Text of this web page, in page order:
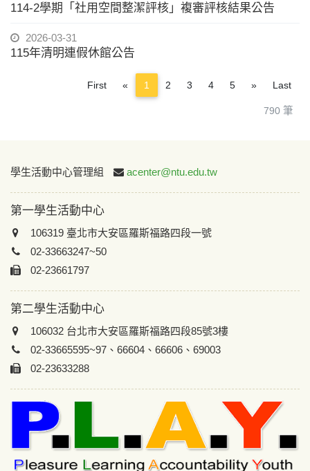
114-2學期「社用空間整潔評核」複審評核結果公告
2026-03-31
115年清明連假休館公告
790 筆
First « Previous
1 2 3 4 5 »NextLast
:::
學生活動中心管理組 acenter@ntu.edu.tw
第一學生活動中心
106319 臺北市大安區羅斯福路四段一號
02-33663247~50
02-23661797
第二學生活動中心
106032 台北市大安區羅斯福路四段85號3樓
02-33665595~97、66604、66606、69003
02-23633288